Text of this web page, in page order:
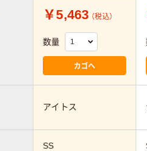
￥5,463 （税込）
数量
カゴへ
アイトス
SS